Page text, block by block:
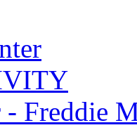
Freddie